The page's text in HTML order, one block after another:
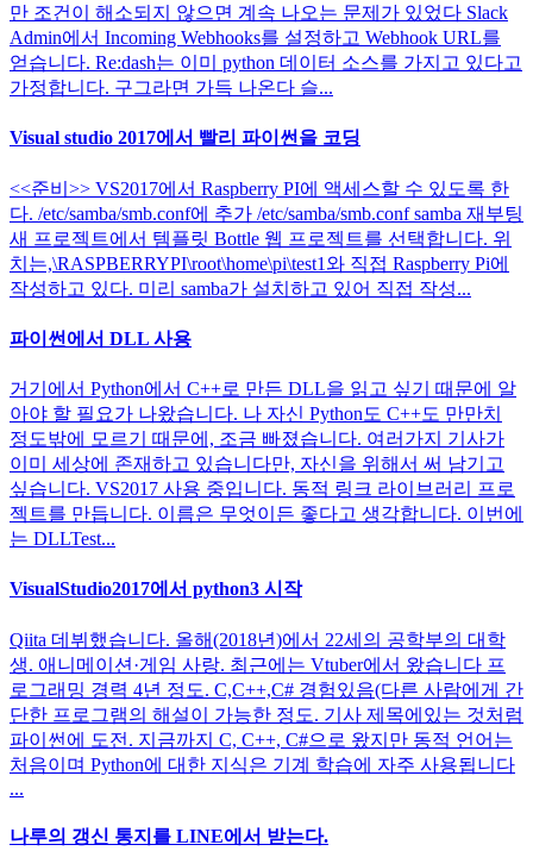
만 조건이 해소되지 않으면 계속 나오는 문제가 있었다 Slack
Admin에서 Incoming Webhooks를 설정하고 Webhook URL를
얻습니다. Re:dash는 이미 python 데이터 소스를 가지고 있다고
가정합니다. 구그라면 가득 나온다 슬...
Visual studio 2017에서 빨리 파이썬을 코딩
<<준비>> VS2017에서 Raspberry PI에 액세스할 수 있도록 한
다. /etc/samba/smb.conf에 추가 /etc/samba/smb.conf samba 재부팅
새 프로젝트에서 템플릿 Bottle 웹 프로젝트를 선택합니다. 위
치는,\RASPBERRYPI\root\home\pi\test1와 직접 Raspberry Pi에
작성하고 있다. 미리 samba가 설치하고 있어 직접 작성...
파이썬에서 DLL 사용
거기에서 Python에서 C++로 만든 DLL을 읽고 싶기 때문에 알
아야 할 필요가 나왔습니다. 나 자신 Python도 C++도 만만치
정도밖에 모르기 때문에, 조금 빠졌습니다. 여러가지 기사가
이미 세상에 존재하고 있습니다만, 자신을 위해서 써 남기고
싶습니다. VS2017 사용 중입니다. 동적 링크 라이브러리 프로
젝트를 만듭니다. 이름은 무엇이든 좋다고 생각합니다. 이번에
는 DLLTest...
VisualStudio2017에서 python3 시작
Qiita 데뷔했습니다. 올해(2018년)에서 22세의 공학부의 대학
생. 애니메이션·게임 사랑. 최근에는 Vtuber에서 왔습니다 프
로그래밍 경력 4년 정도. C,C++,C# 경험있음(다른 사람에게 간
단한 프로그램의 해설이 가능한 정도. 기사 제목에있는 것처럼
파이썬에 도전. 지금까지 C, C++, C#으로 왔지만 동적 언어는
처음이며 Python에 대한 지식은 기계 학습에 자주 사용됩니다
...
나루의 갱신 통지를 LINE에서 받는다.